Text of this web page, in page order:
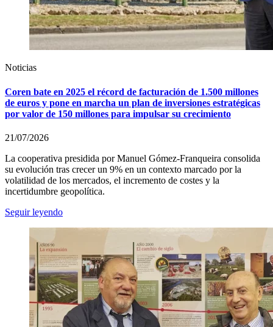
Noticias
Coren bate en 2025 el récord de facturación de 1.500 millones
de euros y pone en marcha un plan de inversiones estratégicas
por valor de 150 millones para impulsar su crecimiento
21/07/2026
La cooperativa presidida por Manuel Gómez-Franqueira consolida
su evolución tras crecer un 9% en un contexto marcado por la
volatilidad de los mercados, el incremento de costes y la
incertidumbre geopolítica.
Seguir leyendo